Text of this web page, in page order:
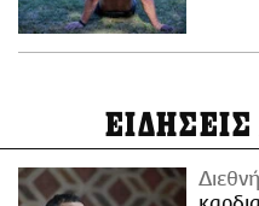
ΕΙΔΗΣΕΙΣ
Διεθνή